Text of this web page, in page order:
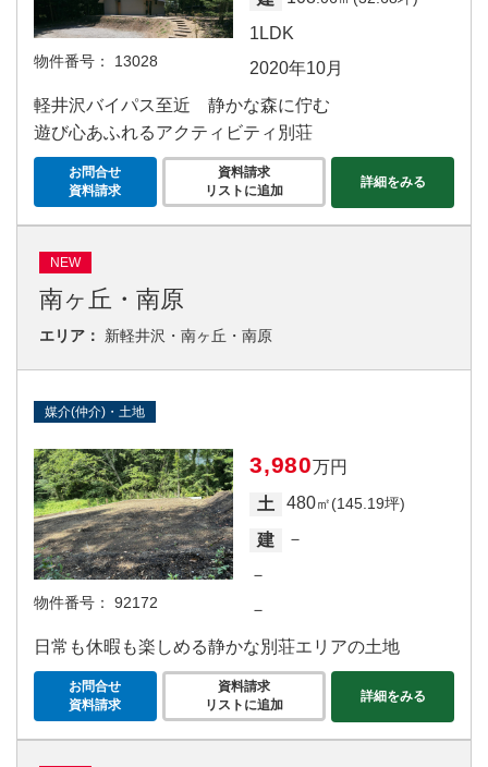
物件番号： 13028
1LDK
2020年10月
軽井沢バイパス至近 静かな森に佇む
遊び心あふれるアクティビティ別荘
お問合せ
資料請求
資料請求
リストに追加
詳細をみる
南ヶ丘・南原
NEW
エリア： 新軽井沢・南ヶ丘・南原
媒介(仲介)・土地
物件番号： 92172
3,980万円
土
480㎡(145.19坪)
建
－
－
－
日常も休暇も楽しめる静かな別荘エリアの土地
お問合せ
資料請求
資料請求
リストに追加
詳細をみる